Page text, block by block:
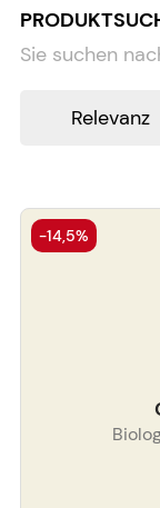
Sie suchen
-14,5%